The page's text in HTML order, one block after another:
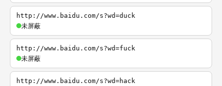
http://www.baidu.com/s?wd=duck
未屏蔽
http://www.baidu.com/s?wd=fuck
未屏蔽
http://www.baidu.com/s?wd=hack